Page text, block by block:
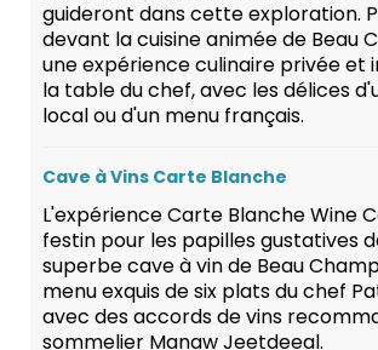
guideront dans cette exploration.
devant la cuisine animée de Beau
une expérience culinaire privée et
la table du chef, avec les délices
local ou d'un menu français.
Cave à Vins Carte Blanche
L'expérience Carte Blanche Wine
festin pour les papilles gustatives
superbe cave à vin de Beau
menu exquis de six plats du chef
avec des accords de vins
sommelier Manaw Jeetdeeal.